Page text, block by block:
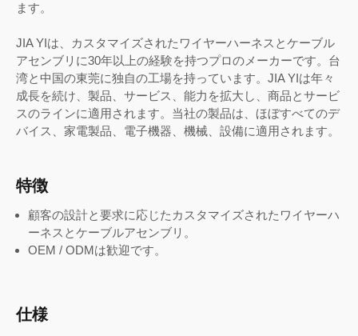
ます。
JIA YIは、カスタマイズされたワイヤーハーネスとケーブル
アセンブリに30年以上の経験を持つプロのメーカーです。台
湾と中国の東莞に独自の工場を持っています。JIA YIは年々
成長を続け、製品、サービス、能力を拡大し、商品とサービ
スのラインに適用されます。当社の製品は、ほぼすべてのデ
バイス、家電製品、電子機器、機械、設備に適用されます。
特徴
顧客の設計と要求に応じたカスタマイズされたワイヤーハ
ーネスとケーブルアセンブリ。
OEM / ODMは歓迎です。
仕様